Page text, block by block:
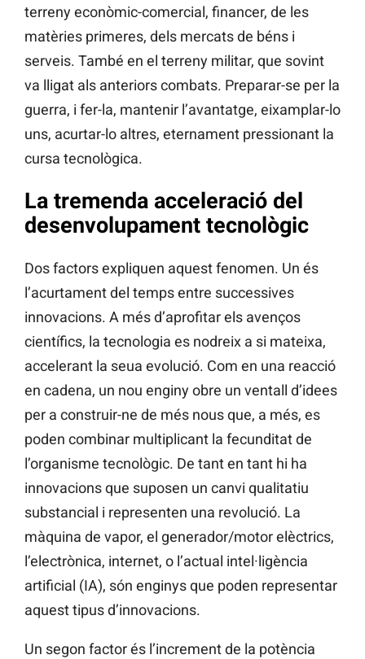
terreny econòmic-comercial, financer, de les
matèries primeres, dels mercats de béns i
serveis. També en el terreny militar, que sovint
va lligat als anteriors combats. Preparar-se per la
guerra, i fer-la, mantenir l’avantatge, eixamplar-lo
uns, acurtar-lo altres, eternament pressionant la
cursa tecnològica.
La tremenda acceleració del
desenvolupament tecnològic
Dos factors expliquen aquest fenomen. Un és
l’acurtament del temps entre successives
innovacions. A més d’aprofitar els avenços
científics, la tecnologia es nodreix a si mateixa,
accelerant la seua evolució. Com en una reacció
en cadena, un nou enginy obre un ventall d’idees
per a construir-ne de més nous que, a més, es
poden combinar multiplicant la fecunditat de
l’organisme tecnològic. De tant en tant hi ha
innovacions que suposen un canvi qualitatiu
substancial i representen una revolució. La
màquina de vapor, el generador/motor elèctrics,
l’electrònica, internet, o l’actual intel·ligència
artificial (IA), són enginys que poden representar
aquest tipus d’innovacions.
Un segon factor és l’increment de la potència